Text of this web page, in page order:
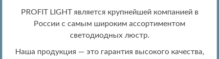
PROFIT LIGHT является крупнейшей компанией в
России с самым широким ассортиментом
светодиодных люстр.
Наша продукция — это гарантия высокого качества,